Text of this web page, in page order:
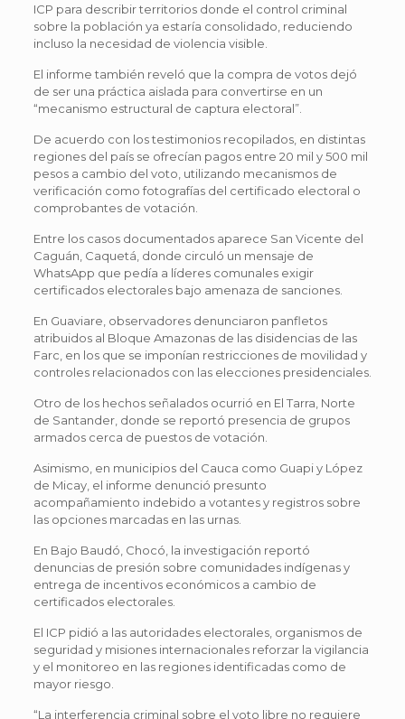
ICP para describir territorios donde el control criminal
sobre la población ya estaría consolidado, reduciendo
incluso la necesidad de violencia visible.
El informe también reveló que la compra de votos dejó
de ser una práctica aislada para convertirse en un
“mecanismo estructural de captura electoral”.
De acuerdo con los testimonios recopilados, en distintas
regiones del país se ofrecían pagos entre 20 mil y 500 mil
pesos a cambio del voto, utilizando mecanismos de
verificación como fotografías del certificado electoral o
comprobantes de votación.
Entre los casos documentados aparece San Vicente del
Caguán, Caquetá, donde circuló un mensaje de
WhatsApp que pedía a líderes comunales exigir
certificados electorales bajo amenaza de sanciones.
En Guaviare, observadores denunciaron panfletos
atribuidos al Bloque Amazonas de las disidencias de las
Farc, en los que se imponían restricciones de movilidad y
controles relacionados con las elecciones presidenciales.
Otro de los hechos señalados ocurrió en El Tarra, Norte
de Santander, donde se reportó presencia de grupos
armados cerca de puestos de votación.
Asimismo, en municipios del Cauca como Guapi y López
de Micay, el informe denunció presunto
acompañamiento indebido a votantes y registros sobre
las opciones marcadas en las urnas.
En Bajo Baudó, Chocó, la investigación reportó
denuncias de presión sobre comunidades indígenas y
entrega de incentivos económicos a cambio de
certificados electorales.
El ICP pidió a las autoridades electorales, organismos de
seguridad y misiones internacionales reforzar la vigilancia
y el monitoreo en las regiones identificadas como de
mayor riesgo.
“La interferencia criminal sobre el voto libre no requiere